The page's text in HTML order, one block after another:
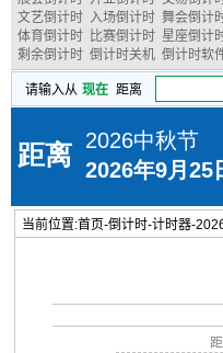
文艺倒计时 入场倒计时 舞会倒计
体育倒计时 比赛倒计时 星座倒计
剩余倒计时 倒计时关机 倒计时软
当前位置:首页-倒计时-计时器-